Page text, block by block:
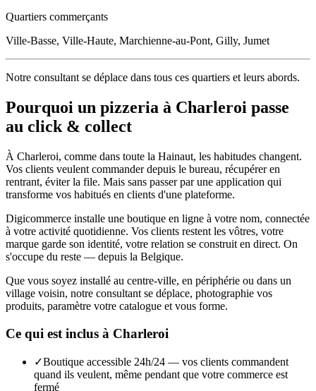
Quartiers commerçants
Ville-Basse, Ville-Haute, Marchienne-au-Pont, Gilly, Jumet
Notre consultant se déplace dans tous ces quartiers et leurs abords.
Pourquoi un pizzeria à Charleroi passe
au click & collect
À Charleroi, comme dans toute la Hainaut, les habitudes changent.
Vos clients veulent commander depuis le bureau, récupérer en
rentrant, éviter la file. Mais sans passer par une application qui
transforme vos habitués en clients d'une plateforme.
Digicommerce installe une boutique en ligne à votre nom, connectée
à votre activité quotidienne. Vos clients restent les vôtres, votre
marque garde son identité, votre relation se construit en direct. On
s'occupe du reste — depuis la Belgique.
Que vous soyez installé au centre-ville, en périphérie ou dans un
village voisin, notre consultant se déplace, photographie vos
produits, paramètre votre catalogue et vous forme.
Ce qui est inclus à Charleroi
✓Boutique accessible 24h/24 — vos clients commandent
quand ils veulent, même pendant que votre commerce est
fermé